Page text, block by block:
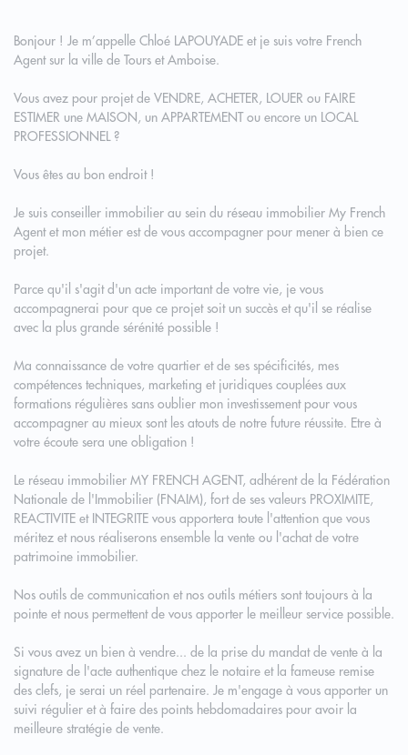
Bonjour ! Je m’appelle Chloé LAPOUYADE et je suis votre French
Agent sur la ville de Tours et Amboise.
Vous avez pour projet de VENDRE, ACHETER, LOUER ou FAIRE
ESTIMER une MAISON, un APPARTEMENT ou encore un LOCAL
PROFESSIONNEL ?
Vous êtes au bon endroit !
Je suis conseiller immobilier au sein du réseau immobilier My French
Agent et mon métier est de vous accompagner pour mener à bien ce
projet.
Parce qu'il s'agit d'un acte important de votre vie, je vous
accompagnerai pour que ce projet soit un succès et qu'il se réalise
avec la plus grande sérénité possible !
Ma connaissance de votre quartier et de ses spécificités, mes
compétences techniques, marketing et juridiques couplées aux
formations régulières sans oublier mon investissement pour vous
accompagner au mieux sont les atouts de notre future réussite. Etre à
votre écoute sera une obligation !
Le réseau immobilier MY FRENCH AGENT, adhérent de la Fédération
Nationale de l'Immobilier (FNAIM), fort de ses valeurs PROXIMITE,
REACTIVITE et INTEGRITE vous apportera toute l'attention que vous
méritez et nous réaliserons ensemble la vente ou l'achat de votre
patrimoine immobilier.
Nos outils de communication et nos outils métiers sont toujours à la
pointe et nous permettent de vous apporter le meilleur service possible.
Si vous avez un bien à vendre... de la prise du mandat de vente à la
signature de l'acte authentique chez le notaire et la fameuse remise
des clefs, je serai un réel partenaire. Je m'engage à vous apporter un
suivi régulier et à faire des points hebdomadaires pour avoir la
meilleure stratégie de vente.